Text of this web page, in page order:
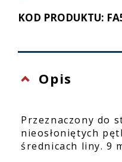
KOD PRODUKTU:
Opis
Przeznaczony do
nieosłoniętych
średnicach liny. 9